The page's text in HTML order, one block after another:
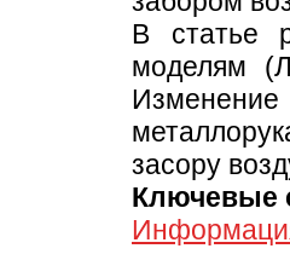
В статье
моделям
засору
Ключевые